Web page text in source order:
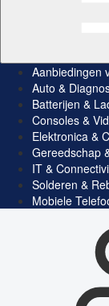
Aanbiedingen
Auto &
Batterijen &
Consoles &
Elektronica &
Gereedschap
IT &
Solderen &
Mobiele